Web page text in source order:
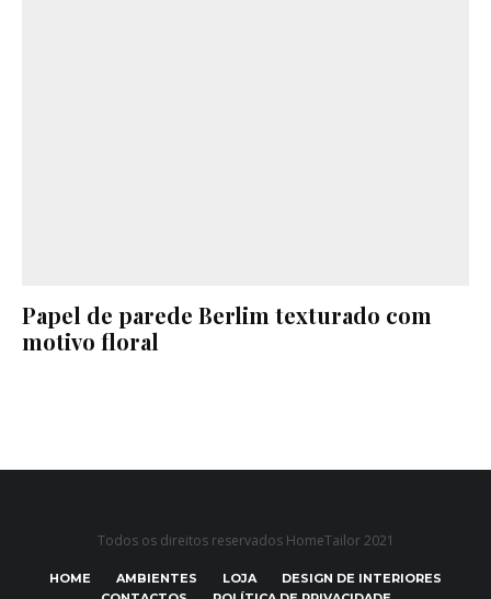
Papel de parede Berlim texturado com
motivo floral
Todos os direitos reservados HomeTailor 2021
HOME AMBIENTES LOJA
DESIGN DE INTERIORES